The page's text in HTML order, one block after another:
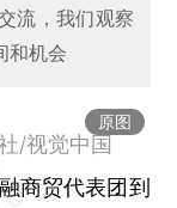
策略发展委员会非
流，我们观察
和机会
原图
/视觉中国
贸代表团到